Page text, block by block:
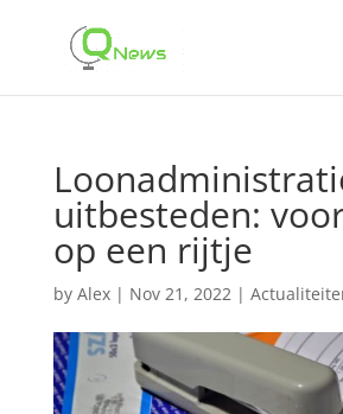
uitbesteden:
op een rijtje
by Alex| Nov 21, 2022|